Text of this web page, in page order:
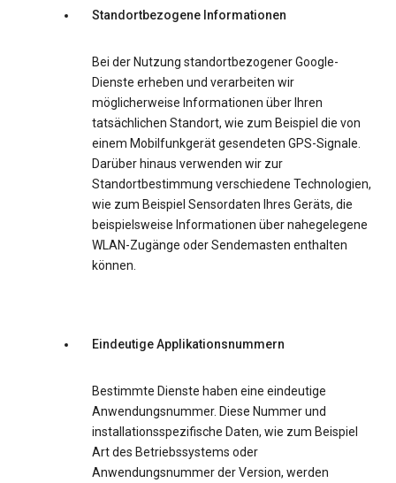
Standortbezogene Informationen
Bei der Nutzung standortbezogener Google-
Dienste erheben und verarbeiten wir
möglicherweise Informationen über Ihren
tatsächlichen Standort, wie zum Beispiel die von
einem Mobilfunkgerät gesendeten GPS-Signale.
Darüber hinaus verwenden wir zur
Standortbestimmung verschiedene Technologien,
wie zum Beispiel Sensordaten Ihres Geräts, die
beispielsweise Informationen über nahegelegene
WLAN-Zugänge oder Sendemasten enthalten
können.
Eindeutige Applikationsnummern
Bestimmte Dienste haben eine eindeutige
Anwendungsnummer. Diese Nummer und
installationsspezifische Daten, wie zum Beispiel
Art des Betriebssystems oder
Anwendungsnummer der Version, werden